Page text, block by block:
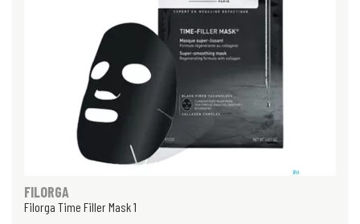
FILORGA
Filorga Time Filler Mask 1